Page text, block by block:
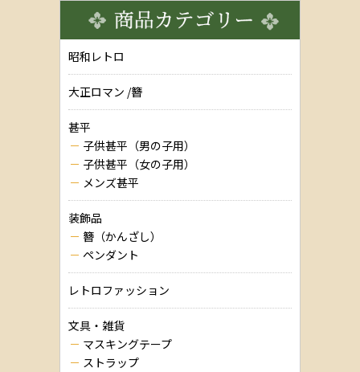
昭和レトロ
大正ロマン /簪
甚平
子供甚平（男の子用）
子供甚平（女の子用）
メンズ甚平
装飾品
簪（かんざし）
ペンダント
レトロファッション
文具・雑貨
マスキングテープ
ストラップ